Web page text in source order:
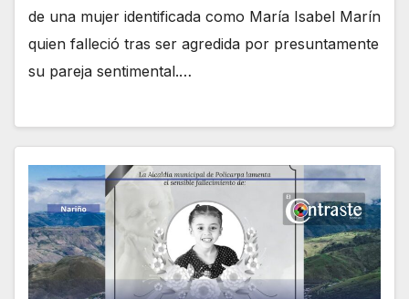
de una mujer identificada como María Isabel Marín
quien falleció tras ser agredida por presuntamente
su pareja sentimental.…